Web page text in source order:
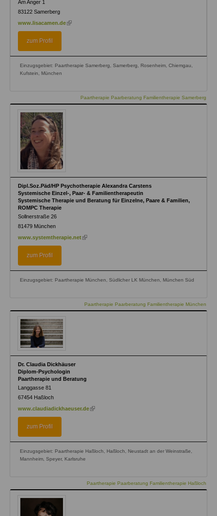
Am Anger 1
83122 Samerberg
www.lisacamen.de (link
zum Profil
Einzugsgebiet: Paartherapie Samerberg, Samerberg, Rosenheim, Chiemgau,
Kufstein, München
Paartherapie Paarberatung Familientherapie Samerberg
Dipl.Soz.Päd/HP Psychotherapie Alexandra Carstens
Systemische Einzel-, Paar- & Familientherapeutin
Systemische Therapie und Beratung für Einzelne, Paare & Familien,
ROMPC Therapie
Sollnerstraße 26
81479 München
www.systemtherapie.net (link
zum Profil
Einzugsgebiet: Paartherapie München, Südlicher LK München, München Süd
Paartherapie Paarberatung Familientherapie München
Dr. Claudia Dickhäuser
Diplom-Psychologin
Paartherapie und Beratung
Langgasse 81
67454 Haßloch
www.claudiadickhaeuser.de (link
zum Profil
Einzugsgebiet: Paartherapie Haßloch, Haßloch, Neustadt an der Weinstraße,
Mannheim, Speyer, Karlsruhe
Paartherapie Paarberatung Familientherapie Haßloch